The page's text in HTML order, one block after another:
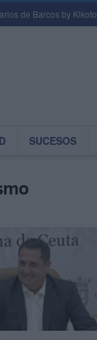
de Barcos by Kikoto
SUCESOS